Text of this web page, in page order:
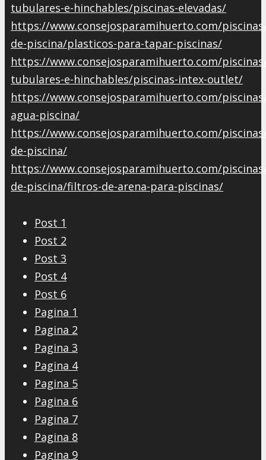
tubulares-e-hinchables/piscinas-elevadas/
https://www.consejosparamihuerto.com/
de-piscina/plasticos-para-tapar-piscinas/
https://www.consejosparamihuerto.com/
tubulares-e-hinchables/piscinas-intex-outlet/
https://www.consejosparamihuerto.com/
agua-piscina/
https://www.consejosparamihuerto.com/
de-piscina/
https://www.consejosparamihuerto.com/
de-piscina/filtros-de-arena-para-piscinas/
Post 1
Post 2
Post 3
Post 4
Post 6
Pagina 1
Pagina 2
Pagina 3
Pagina 4
Pagina 5
Pagina 6
Pagina 7
Pagina 8
Pagina 9